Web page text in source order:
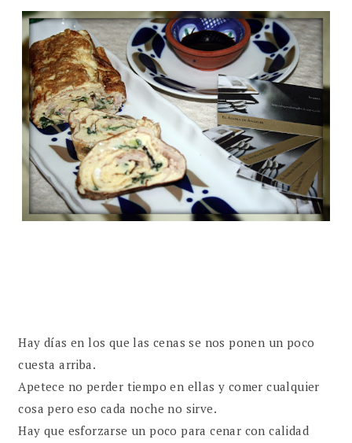
Hay días en los que las cenas se nos ponen un poco
cuesta arriba.
Apetece no perder tiempo en ellas y comer cualquier
cosa pero eso cada noche no sirve.
Hay que esforzarse un poco para cenar con calidad